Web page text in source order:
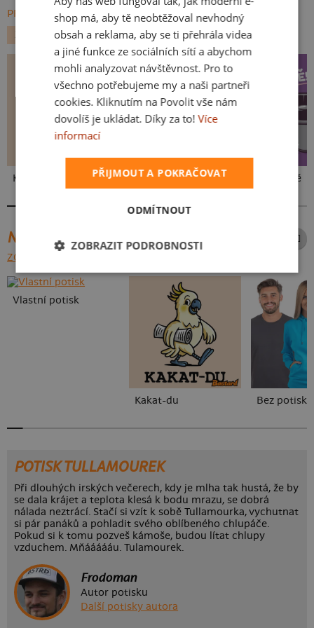
PROCHÁZET VŠE:
ZVÍŘÁTKA
ALKOHOL KOČKY
Kakat-du V pressu Ve formě
NEJPRODÁVANĚJŠÍ POTISKY
ZOBRAZIT VŠECHNY
Vlastní potisk
Kakat-du Bez potisku
POTISK TULLAMOUREK
Při dlouhých irských večerech, kdy je mlha tak hustá, že by
se dala krájet a teplota klesá k bodu mrazu, se dobrá
nálada neztrácí. Stačí si vzít k sobě Tullamourka, vychutnat
si pár panáků a pohladit svého oblíbeného chlupáče.
Pokud si k tomu pozveš kámoše, budou lítat chlupy
vzduchem. Mňáááááu. Tulamourek.
Frodoman
Autor potisku
Další potisky autora
SLOVAK
shop má, aby tě neobtěžoval nevhodný
obsah a reklama, aby se ti přehrála videa
a jiné funkce ze sociálních sítí a abychom
mohli analyzovat návštěvnost. Pro to
všechno potřebujeme my a naši partneři
cookies. Kliknutím na Povolit vše nám
dovolíš je ukládat. Díky za to! Více
informací
PŘIJMOUT A POKRAČOVAT
ODMÍTNOUT
ZOBRAZIT PODROBNOSTI